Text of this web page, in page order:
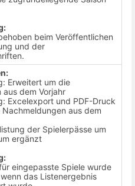
beim Veröffentlichen
und der
Erweitert um die
dem Vorjahr
Excelexport und PDF-Druck
aus dem
der Spielerpässe um
ergänzt
eingepasste Spiele wurde
das Listenergebnis